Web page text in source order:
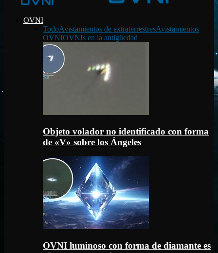
OVNI
TodoAvistamientos de extraterrestresAvistamientos
OVNIOVNIs en la antigüedad
Objeto volador no identificado con forma
de «V» sobre los Ángeles
OVNI luminoso con forma de diamante es